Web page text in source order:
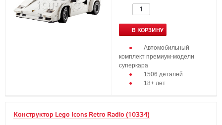
В КОРЗИНУ
Автомобильный
комплект премиум-модели
суперкара
1506 деталей
18+ лет
Конструктор Lego Icons Retro Radio (10334)